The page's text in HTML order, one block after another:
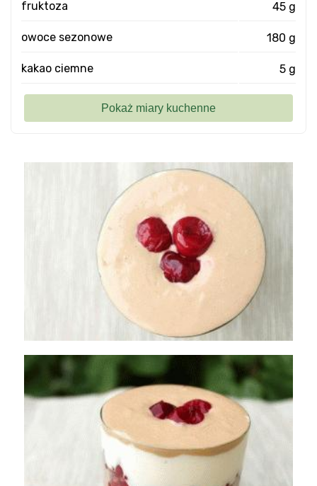
fruktoza 45 g
owoce sezonowe 180 g
kakao ciemne 5 g